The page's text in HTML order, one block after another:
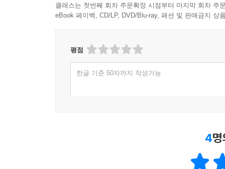
클래스는 첫번째 회차 주문확정 시점부터 마지막 회차 주
eBook 페이백, CD/LP, DVD/Blu-ray, 패션 및 판매금지 상
평점
한글 기준 50자까지 작성가능
4